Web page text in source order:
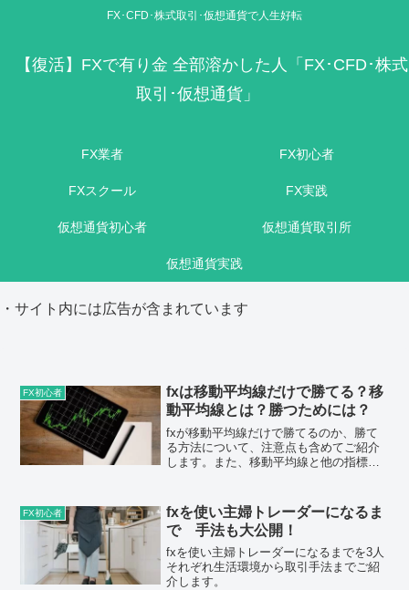
FX･CFD･株式取引･仮想通貨で人生好転
【復活】FXで有り金 全部溶かした人「FX･CFD･株式
取引･仮想通貨」
FX業者 FX初心者
FXスクール FX実践
仮想通貨初心者 仮想通貨取引所
仮想通貨実践
・サイト内には広告が含まれています
FX初心者
fxは移動平均線だけで勝てる？移
動平均線とは？勝つためには？
fxが移動平均線だけで勝てるのか、勝て
る方法について、注意点も含めてご紹介
します。また、移動平均線と他の指標を
FX初心者
fxを使い主婦トレーダーになるま
で 手法も大公開！
fxを使い主婦トレーダーになるまでを3人
それぞれ生活環境から取引手法までご紹
介します。